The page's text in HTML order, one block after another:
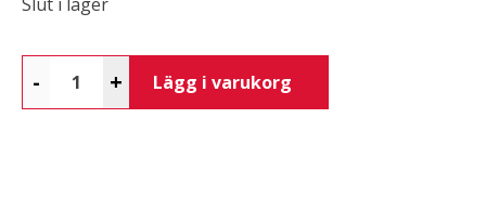
- + Lägg i varukorg